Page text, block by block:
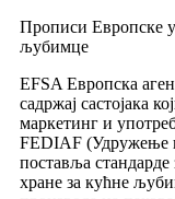
Прописи Европске
љубимце
EFSA Европска
садржај састојака
маркетинг и
FEDIAF (Удружење
поставља
хране за кућне